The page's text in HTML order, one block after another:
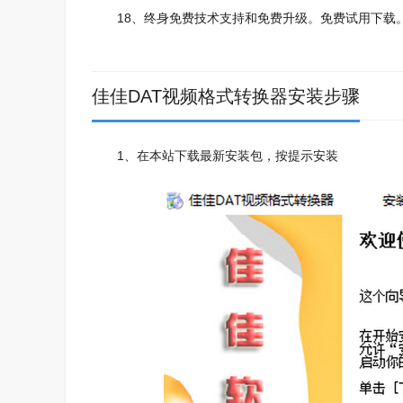
18、终身免费技术支持和免费升级。免费试用下载
佳佳DAT视频格式转换器安装步骤
1、在本站下载最新安装包，按提示安装